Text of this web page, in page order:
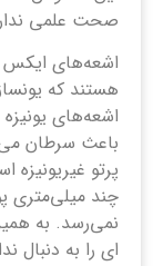
صحت علمی
اشعه‌های ایکس
هستند که
اشعه‌های
باعث سرطان
پرتو
چند میلی‌متری
نمی‌رسد. به
ای را به دنبال